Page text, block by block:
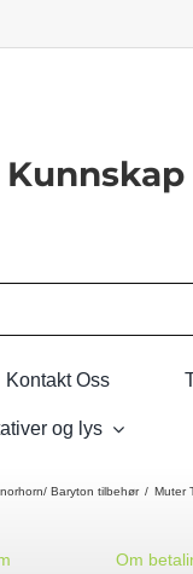
Kunnskap
Kontakt Oss
og lys
Baryton tilbehør Muter
Om